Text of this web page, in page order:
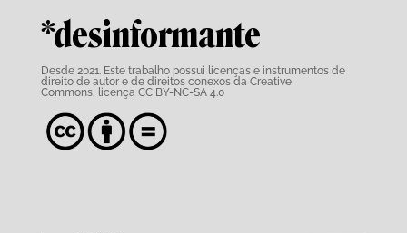
*desinformante
Desde 2021. Este trabalho possui licenças e instrumentos de
direito de autor e de direitos conexos da Creative
Commons,
licença CC BY-NC-SA 4.0